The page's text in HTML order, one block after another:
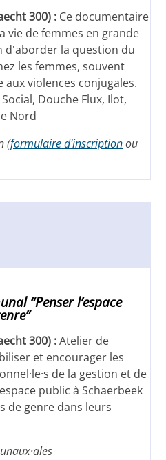
300) : Ce documentaire
vie de femmes en grande
d'aborder la question du
les femmes, souvent
violences conjugales.
Douche Flux, Ilot,
Nord
(formulaire d'inscriptionou
“Penser l’espace
300) :Atelier de
et encourager les
de la gestion et de
public à Schaerbeek
de genre dans leurs